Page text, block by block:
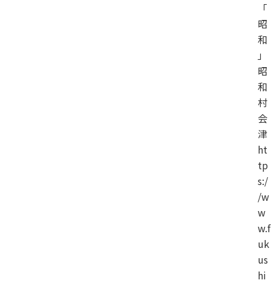
「
昭
和
」
昭
和
村
会
津
ht
tp
s:/
/w
w
w.f
uk
us
hi